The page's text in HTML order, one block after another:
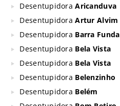
DesentupidoraAricanduva
DesentupidoraArtur Alvim
Desentupidora Barra Funda
Desentupidora Bela Vista
Desentupidora Bela Vista
Desentupidora Belenzinho
Desentupidora Belém